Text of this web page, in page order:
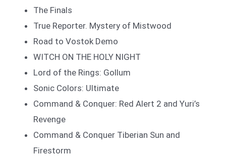
The Finals
True Reporter. Mystery of Mistwood
Road to Vostok Demo
WITCH ON THE HOLY NIGHT
Lord of the Rings: Gollum
Sonic Colors: Ultimate
Command & Conquer: Red Alert 2 and Yuri’s
Revenge
Command & Conquer Tiberian Sun and
Firestorm